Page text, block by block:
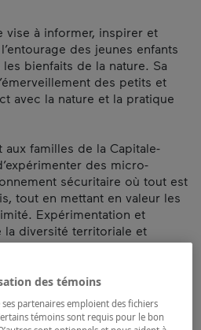
vise à informer, inspirer et
des jeunes enfants
bienfaits de la nature. Sa
des petits et
avec la nature et la pratique
familles de la Capitale-
des micro-
sécuritaire où tout est
tout en mettant en valeur les
Expérimentation et
la diversité territoriale et
écologique, saines
des témoins
partenaires emploient des fichiers
témoins sont requis pour le bon